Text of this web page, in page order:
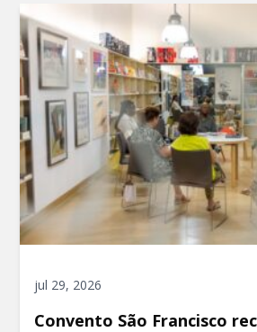
jul 29, 2026
Convento São Francisco